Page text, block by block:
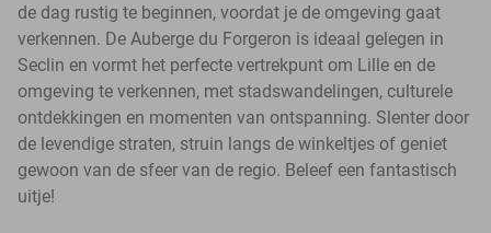
de dag rustig te beginnen, voordat je de omgeving gaat
verkennen. De Auberge du Forgeron is ideaal gelegen in
Seclin en vormt het perfecte vertrekpunt om Lille en de
omgeving te verkennen, met stadswandelingen, culturele
ontdekkingen en momenten van ontspanning. Slenter door
de levendige straten, struin langs de winkeltjes of geniet
gewoon van de sfeer van de regio. Beleef een fantastisch
uitje!